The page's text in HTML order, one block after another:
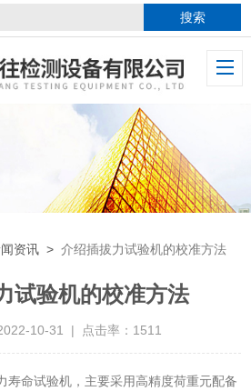
资讯 >介绍插拔力试验机的校准方法
试验机的校准方法
10-31 | 点击率：1511
寿命试验机，主要采用高精度荷重元配备